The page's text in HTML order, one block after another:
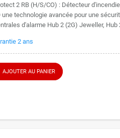
2 RB (H/S/CO) : Détecteur
une technologie avancée pour une
d'alarme Hub 2 (2G) Jeweller, Hub
2 ans
AJOUTER AU PANIER